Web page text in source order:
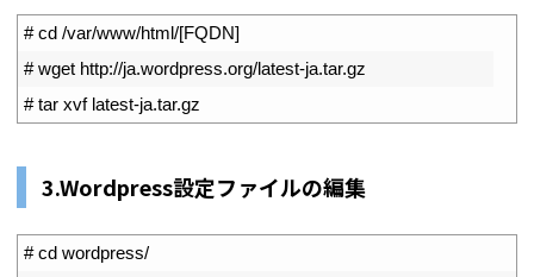
# cd /var/www/html/[FQDN]
# wget http://ja.wordpress.org/latest-ja.tar.gz
# tar xvf latest-ja.tar.gz
3.Wordpress設定ファイルの編集
# cd wordpress/